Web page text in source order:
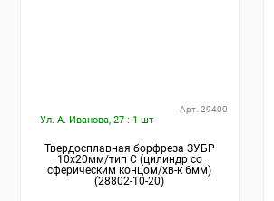
Ул. А. Иванова, 27 : 1 шт
Арт. 29400
Твердосплавная борфреза ЗУБР
10х20мм/тип C (цилиндр со
сферическим концом/хв-к 6мм)
(28802-10-20)